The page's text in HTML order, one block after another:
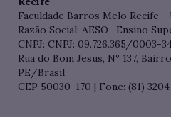
Faculdade Barros Melo Recife -
Razão Social: AESO- Ensino
CNPJ: CNPJ: 09.726.365/0003-
Rua do Bom Jesus, Nº 137,
PE/Brasil
CEP 50030-170 | Fone: (81)